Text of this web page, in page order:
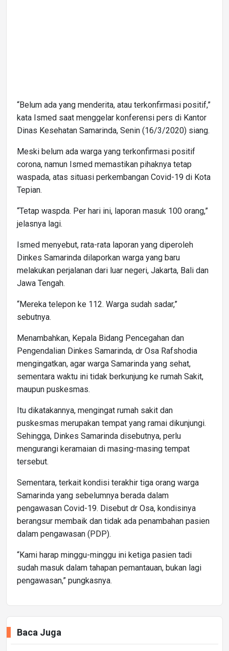
“Belum ada yang menderita, atau terkonfirmasi positif,”
kata Ismed saat menggelar konferensi pers di Kantor
Dinas Kesehatan Samarinda, Senin (16/3/2020) siang.
Meski belum ada warga yang terkonfirmasi positif
corona, namun Ismed memastikan pihaknya tetap
waspada, atas situasi perkembangan Covid-19 di Kota
Tepian.
“Tetap waspda. Per hari ini, laporan masuk 100 orang,”
jelasnya lagi.
Ismed menyebut, rata-rata laporan yang diperoleh
Dinkes Samarinda dilaporkan warga yang baru
melakukan perjalanan dari luar negeri, Jakarta, Bali dan
Jawa Tengah.
“Mereka telepon ke 112. Warga sudah sadar,”
sebutnya.
Menambahkan, Kepala Bidang Pencegahan dan
Pengendalian Dinkes Samarinda, dr Osa Rafshodia
mengingatkan, agar warga Samarinda yang sehat,
sementara waktu ini tidak berkunjung ke rumah Sakit,
maupun puskesmas.
Itu dikatakannya, mengingat rumah sakit dan
puskesmas merupakan tempat yang ramai dikunjungi.
Sehingga, Dinkes Samarinda disebutnya, perlu
mengurangi keramaian di masing-masing tempat
tersebut.
Sementara, terkait kondisi terakhir tiga orang warga
Samarinda yang sebelumnya berada dalam
pengawasan Covid-19. Disebut dr Osa, kondisinya
berangsur membaik dan tidak ada penambahan pasien
dalam pengawasan (PDP).
“Kami harap minggu-minggu ini ketiga pasien tadi
sudah masuk dalam tahapan pemantauan, bukan lagi
pengawasan,” pungkasnya.
Baca Juga